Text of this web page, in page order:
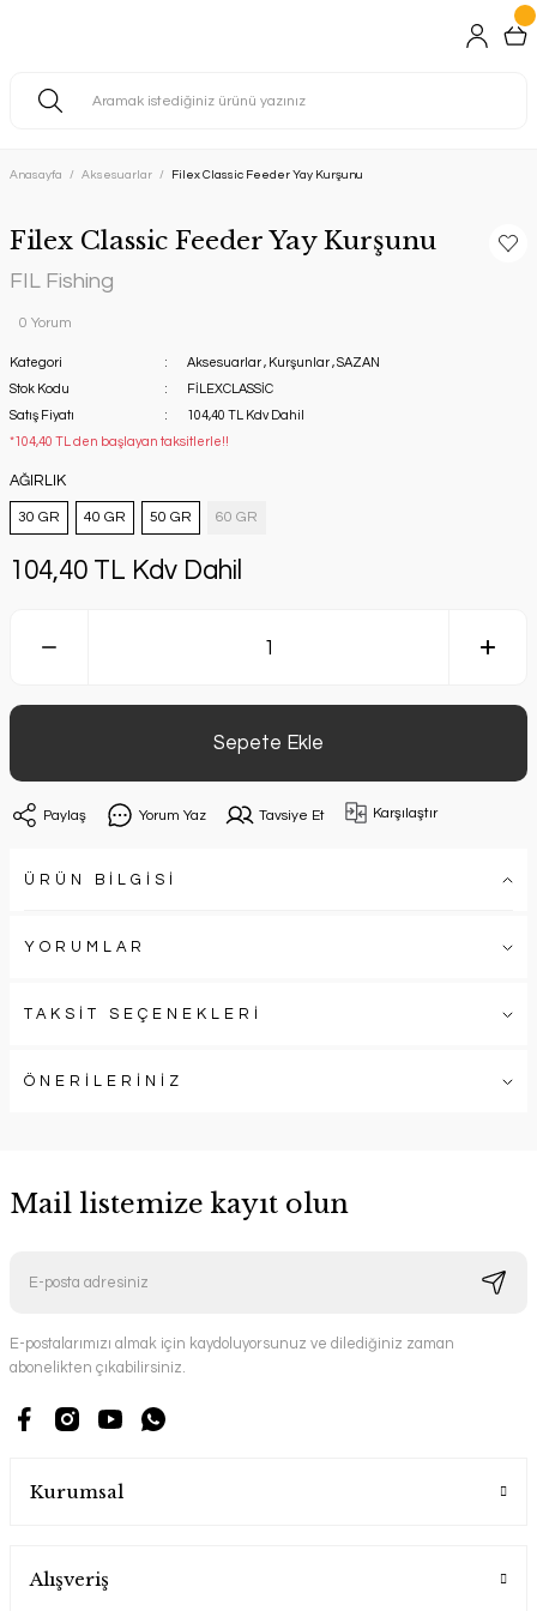
Anasayfa Aksesuarlar Filex Classic Feeder Yay Kurşunu
Filex Classic Feeder Yay Kurşunu
FIL Fishing
0 Yorum
Kategori Aksesuarlar , Kurşunlar ,SAZAN
Stok Kodu
FİLEXCLASSİC
Satış Fiyatı
104,40 TL Kdv Dahil
*104,40 TL den başlayan taksitlerle!!
AĞIRLIK
30 GR 40 GR 50 GR 60 GR
104,40 TL Kdv Dahil
Sepete Ekle
Paylaş Yorum Yaz Tavsiye Et Karşılaştır
ÜRÜN BİLGİSİ
YORUMLAR
TAKSİT SEÇENEKLERİ
ÖNERİLERİNİZ
Mail listemize kayıt olun
E-postalarımızı almak için kaydoluyorsunuz ve dilediğiniz zaman
abonelikten çıkabilirsiniz.
Kurumsal
Alışveriş